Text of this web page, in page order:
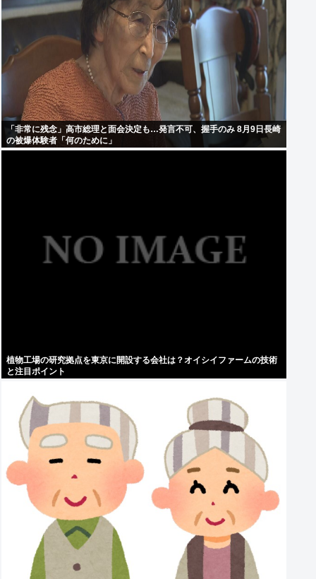
「非常に残念」高市総理と面会決定も…発言不可、握手のみ 8月9日長崎
の被爆体験者「何のために」
植物工場の研究拠点を東京に開設する会社は？オイシイファームの技術
と注目ポイント